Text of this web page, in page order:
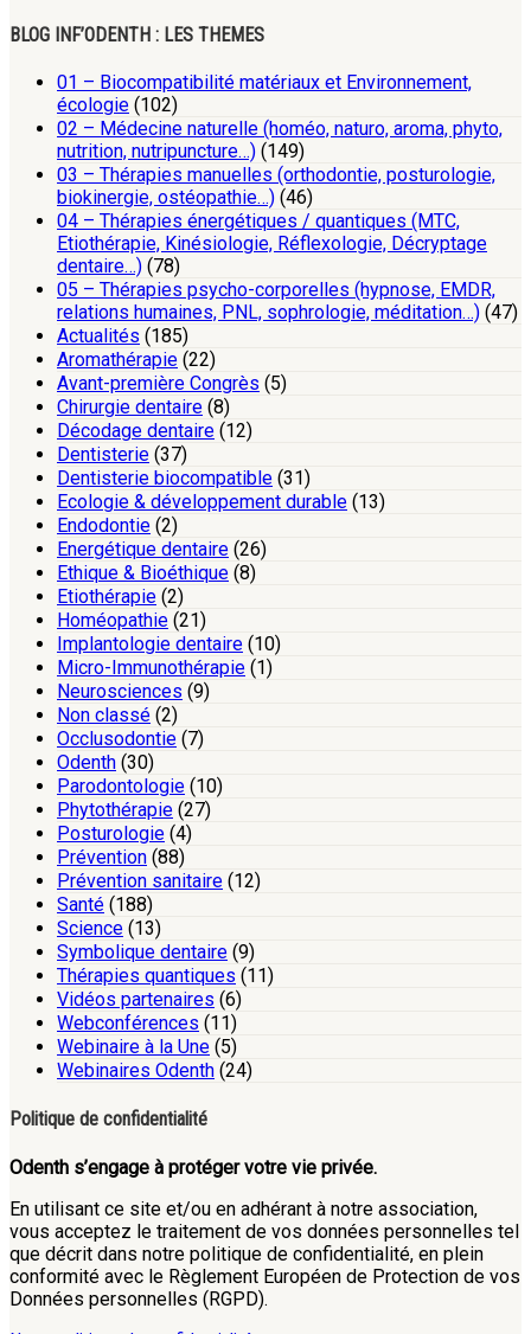
BLOG INF’ODENTH : LES THEMES
01 – Biocompatibilité matériaux et Environnement,
écologie (102)
02 – Médecine naturelle (homéo, naturo, aroma, phyto,
nutrition, nutripuncture…) (149)
03 – Thérapies manuelles (orthodontie, posturologie,
biokinergie, ostéopathie…) (46)
04 – Thérapies énergétiques / quantiques (MTC,
Etiothérapie, Kinésiologie, Réflexologie, Décryptage
dentaire…) (78)
05 – Thérapies psycho-corporelles (hypnose, EMDR,
relations humaines, PNL, sophrologie, méditation…) (47)
Actualités (185)
Aromathérapie (22)
Avant-première Congrès (5)
Chirurgie dentaire (8)
Décodage dentaire (12)
Dentisterie (37)
Dentisterie biocompatible (31)
Ecologie & développement durable (13)
Endodontie (2)
Energétique dentaire (26)
Ethique & Bioéthique (8)
Etiothérapie (2)
Homéopathie (21)
Implantologie dentaire (10)
Micro-Immunothérapie (1)
Neurosciences (9)
Non classé (2)
Occlusodontie (7)
Odenth (30)
Parodontologie (10)
Phytothérapie (27)
Posturologie (4)
Prévention (88)
Prévention sanitaire (12)
Santé (188)
Science (13)
Symbolique dentaire (9)
Thérapies quantiques (11)
Vidéos partenaires (6)
Webconférences (11)
Webinaire à la Une (5)
Webinaires Odenth (24)
Politique de confidentialité
Odenth s’engage à protéger votre vie privée.
En utilisant ce site et/ou en adhérant à notre association,
vous acceptez le traitement de vos données personnelles tel
que décrit dans notre politique de confidentialité, en plein
conformité avec le Règlement Européen de Protection de vos
Données personnelles (RGPD).